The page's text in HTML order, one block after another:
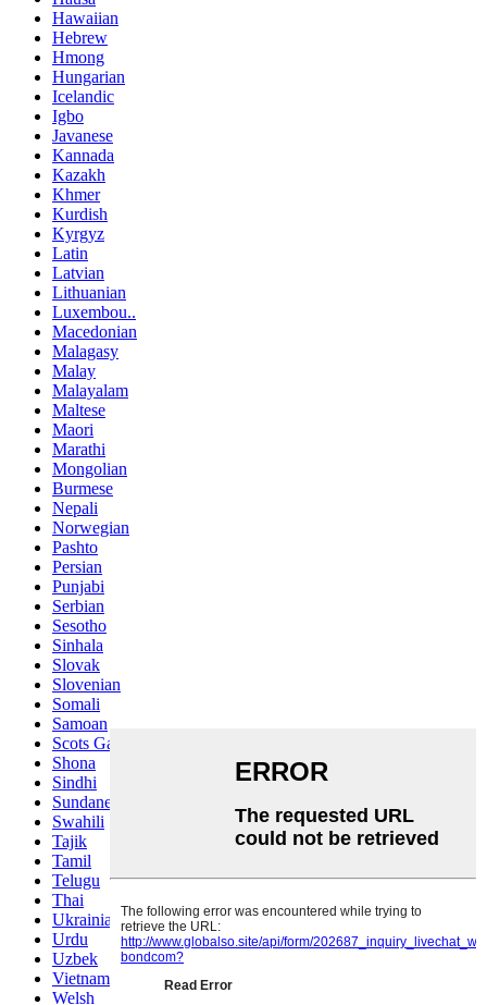
Hawaiian
Hebrew
Hmong
Hungarian
Icelandic
Igbo
Javanese
Kannada
Kazakh
Khmer
Kurdish
Kyrgyz
Latin
Latvian
Lithuanian
Luxembou..
Macedonian
Malagasy
Malay
Malayalam
Maltese
Maori
Marathi
Mongolian
Burmese
Nepali
Norwegian
Pashto
Persian
Punjabi
Serbian
Sesotho
Sinhala
Slovak
Slovenian
Somali
Samoan
Scots Gaelic
Shona
Sindhi
Sundanese
Swahili
Tajik
Tamil
Telugu
Thai
Ukrainian
Urdu
Uzbek
Vietnamese
Welsh